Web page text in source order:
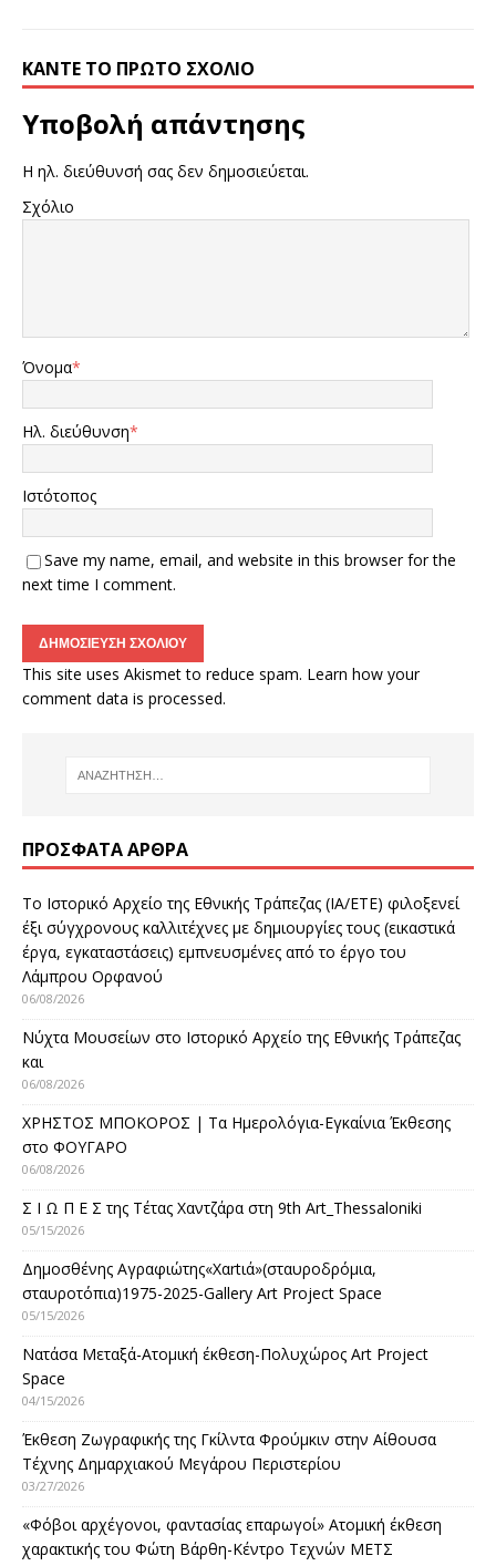
ΚΆΝΤΕ ΤΟ ΠΡΏΤΟ ΣΧΌΛΙΟ
Υποβολή απάντησης
Η ηλ. διεύθυνσή σας δεν δημοσιεύεται.
Σχόλιο
Όνομα*
Ηλ. διεύθυνση*
Ιστότοπος
Save my name, email, and website in this browser for the
next time I comment.
This site uses Akismet to reduce spam. Learn how your
comment data is processed.
ΠΡΌΣΦΑΤΑ ΆΡΘΡΑ
Το Ιστορικό Αρχείο της Εθνικής Τράπεζας (ΙΑ/ΕΤΕ) φιλοξενεί
έξι σύγχρονους καλλιτέχνες με δημιουργίες τους (εικαστικά
έργα, εγκαταστάσεις) εμπνευσμένες από το έργο του
Λάμπρου Ορφανού
06/08/2026
Νύχτα Μουσείων στο Ιστορικό Αρχείο της Εθνικής Τράπεζας
και
06/08/2026
ΧΡΗΣΤΟΣ ΜΠΟΚΟΡΟΣ | Τα Ημερολόγια-Εγκαίνια Έκθεσης
στο ΦΟΥΓΑΡΟ
06/08/2026
Σ Ι Ω Π Ε Σ της Τέτας Χαντζάρα στη 9th Art_Thessaloniki
05/15/2026
Δημοσθένης Αγραφιώτης«Xαrtιά»(σταυροδρόμια,
σταυροτόπια)1975-2025-Gallery Art Project Space
05/15/2026
Νατάσα Μεταξά-Ατομική έκθεση-Πολυχώρος Art Project
Space
04/15/2026
Έκθεση Ζωγραφικής της Γκίλντα Φρούμκιν στην Αίθουσα
Τέχνης Δημαρχιακού Μεγάρου Περιστερίου
03/27/2026
«Φόβοι αρχέγονοι, φαντασίας επαρωγοί» Ατομική έκθεση
χαρακτικής του Φώτη Βάρθη-Κέντρο Τεχνών ΜΕΤΣ